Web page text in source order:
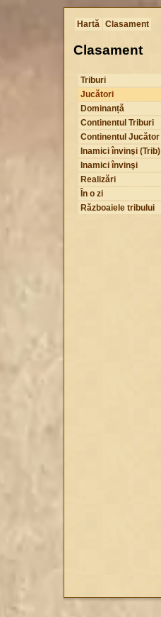
Hartă Clasament
Clasament
Triburi
Jucători
Dominanță
Continentul Triburi
Continentul Jucător
Inamici învinşi (Trib)
Inamici învinşi
Realizări
În o zi
Războaiele tribului